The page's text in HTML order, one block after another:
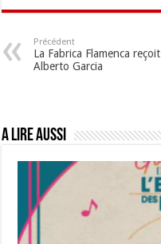
Précédent
La Fabrica Flamenca reçoit
Alberto Garcia
A lire aussi